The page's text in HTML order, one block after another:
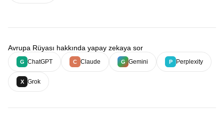
Avrupa Rüyası hakkında yapay zekaya sor
G ChatGPT C Claude G Gemini P Perplexity
X Grok